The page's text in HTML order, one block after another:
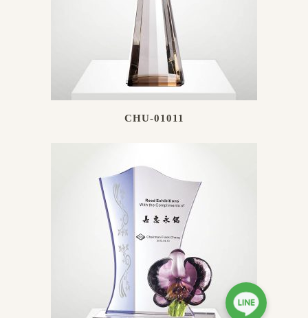
CHU-01011